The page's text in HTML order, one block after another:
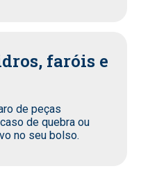
faróis e
de peças
de quebra ou
no seu bolso.